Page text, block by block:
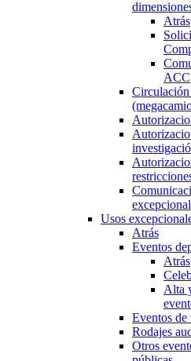
Atrás
ACC
Circulación
Usos
Atrás
Eventos
Atrás
Alta
Eventos
Rodajes
Otros